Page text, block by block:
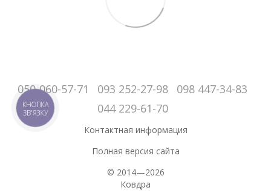
050-060-57-71 093 252-27-98
098 447-34-83
044 229-61-70
Контактная информация
Полная версия сайта
© 2014—2026
Ковдра
КНОПКА
ЗВ'ЯЗКУ